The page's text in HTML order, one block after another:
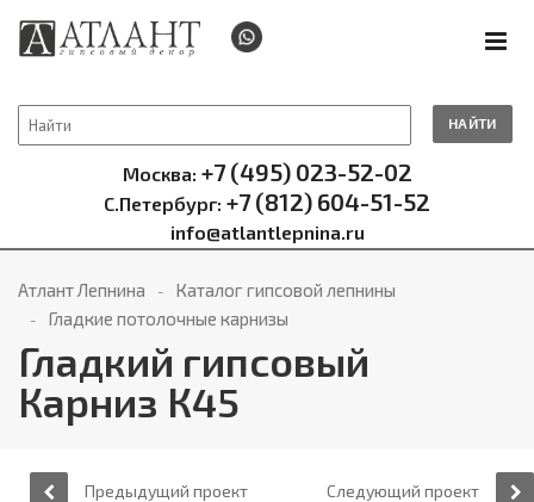
НАЙТИ
Москва: +7 (495) 023-52-02
С.Петербург: +7 (812) 604-51-52
info@atlantlepnina.ru
Атлант Лепнина
Каталог гипсовой лепнины
Гладкие потолочные карнизы
Гладкий гипсовый
Карниз К45
Предыдущий проект Следующий проект